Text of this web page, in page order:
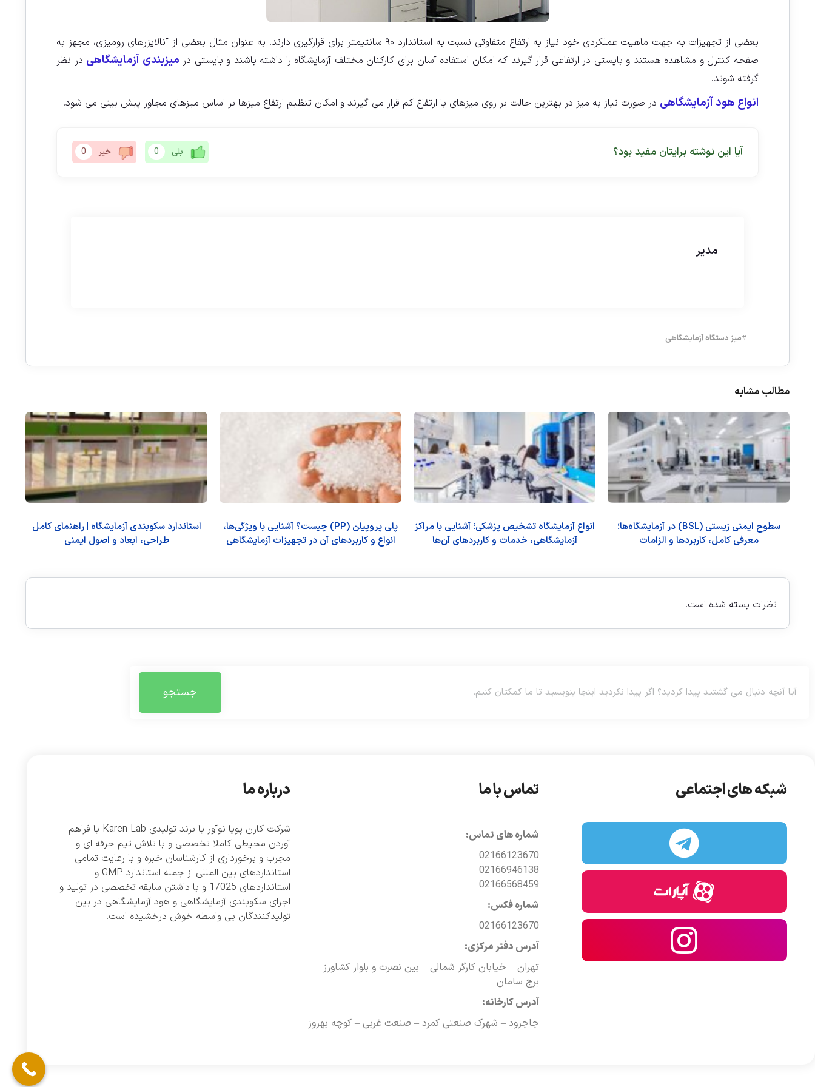
بعضی از تجهیزات به جهت ماهیت عملکردی خود نیاز به ارتفاع متفاوتی نسبت به استاندارد ۹۰ سانتیمتر برای قرارگیری دارند. به عنوان مثال بعضی از آنالایزرهای رومیزی، مجهز به
صفحه کنترل و مشاهده هستند و بایستی در ارتفاعی قرار گیرند که امکان استفاده آسان برای کارکنان مختلف آزمایشگاه را داشته باشند و بایستی در میزبندی آزمایشگاهی در نظر
گرفته شوند.
انواع هود آزمایشگاهی در صورت نیاز به میز در بهترین حالت بر روی میزهای با ارتفاع کم قرار می گیرند و امکان تنظیم ارتفاع میزها بر اساس میزهای مجاور پیش بینی می شود.
آیا این نوشته برایتان مفید بود؟ بلی 0 خیر 0
مدیر
#میز دستگاه آزمایشگاهی
مطالب مشابه
سطوح ایمنی زیستی (BSL) در آزمایشگاه‌ها؛
معرفی کامل، کاربردها و الزامات
انواع آزمایشگاه تشخیص پزشکی؛ آشنایی با مراکز
آزمایشگاهی، خدمات و کاربردهای آن‌ها
پلی پروپیلن (PP) چیست؟ آشنایی با ویژگی‌ها،
انواع و کاربردهای آن در تجهیزات آزمایشگاهی
استاندارد سکوبندی آزمایشگاه | راهنمای کامل
طراحی، ابعاد و اصول ایمنی
نظرات بسته شده است.
جستجو
شبکه های اجتماعی تماس با ما
شماره های تماس:
02166123670
02166946138
02166568459
شماره فکس:
02166123670
آدرس دفتر مرکزی:
تهران – خیابان کارگر شمالی – بین نصرت و بلوار کشاورز –
برج سامان
آدرس کارخانه:
جاجرود – شهرک صنعتی کمرد – صنعت غربی – کوچه بهروز
درباره ما
شرکت کارن پویا نوآور با برند تولیدی Karen Lab با فراهم
آوردن محیطی کاملا تخصصی و با تلاش تیم حرفه ای و
مجرب و برخورداری از کارشناسان خبره و با رعایت تمامی
استانداردهای بین المللی از جمله استاندارد GMP و
استانداردهای 17025 و با داشتن سابقه تخصصی در تولید و
اجرای سکوبندی آزمایشگاهی و هود آزمایشگاهی در بین
تولیدکنندگان بی واسطه خوش درخشیده است.